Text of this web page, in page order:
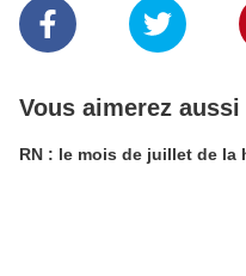
Vous aimerez aussi
RN : le mois de juillet de la